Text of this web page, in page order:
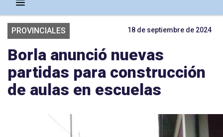
PROVINCIALES 18 de septiembre de 2024
Borla anunció nuevas
partidas para construcción
de aulas en escuelas